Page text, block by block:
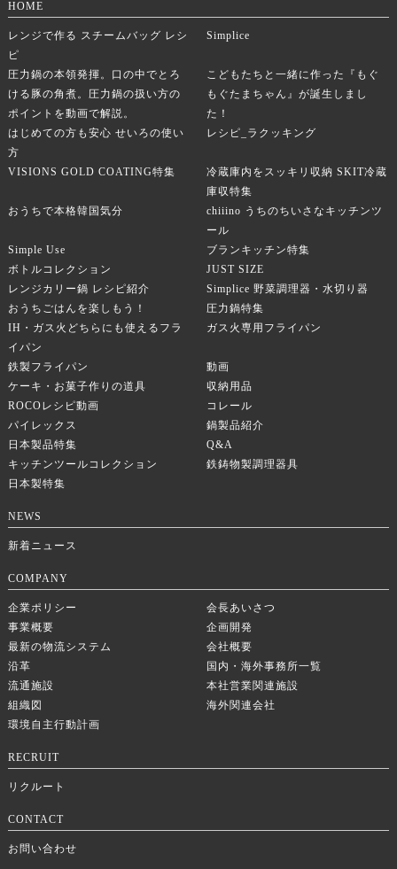
HOME
レンジで作る スチームバッグ レシ
ピ
Simplice
圧力鍋の本領発揮。口の中でとろ
ける豚の角煮。圧力鍋の扱い方の
ポイントを動画で解説。
こどもたちと一緒に作った『もぐ
もぐたまちゃん』が誕生しまし
た！
はじめての方も安心 せいろの使い
方
レシピ_ラクッキング
VISIONS GOLD COATING特集
冷蔵庫内をスッキリ収納 SKIT冷蔵
庫収特集
おうちで本格韓国気分
chiiino うちのちいさなキッチンツ
ール
Simple Use
ブランキッチン特集
ボトルコレクション
JUST SIZE
レンジカリー鍋 レシピ紹介
Simplice 野菜調理器・水切り器
おうちごはんを楽しもう！
圧力鍋特集
IH・ガス火どちらにも使えるフラ
イパン
ガス火専用フライパン
鉄製フライパン
動画
ケーキ・お菓子作りの道具
収納用品
ROCOレシピ動画
コレール
パイレックス
鍋製品紹介
日本製品特集
Q&A
キッチンツールコレクション
鉄鋳物製調理器具
日本製特集
NEWS
新着ニュース
COMPANY
企業ポリシー
会長あいさつ
事業概要
企画開発
最新の物流システム
会社概要
沿革
国内・海外事務所一覧
流通施設
本社営業関連施設
組織図
海外関連会社
環境自主行動計画
RECRUIT
リクルート
CONTACT
お問い合わせ